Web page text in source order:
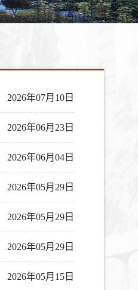
2026年07月10日
2026年06月23日
2026年06月04日
2026年05月29日
2026年05月29日
2026年05月29日
2026年05月15日